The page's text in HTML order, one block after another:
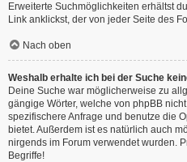
Erweiterte Suchmöglichkeiten erhältst
Link anklickst, der von jeder Seite des
Nach oben
Weshalb erhalte ich bei der Suche
Deine Suche war möglicherweise zu
gängige Wörter, welche von phpBB
spezifischere Anfrage und benutze die
bietet. Außerdem ist es natürlich auch
nirgends im Forum verwendet wurden.
Begriffe!